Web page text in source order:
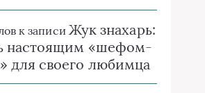
к записи Жук знахарь:
настоящим «шефом-
для своего любимца